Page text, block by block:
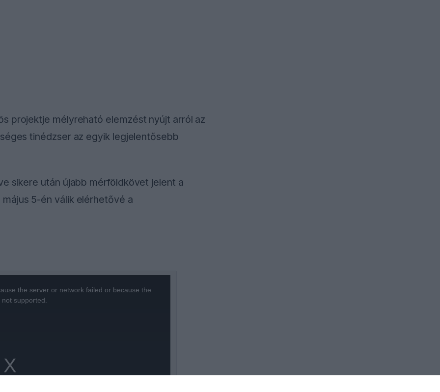
projektje mélyreható elemzést nyújt arról az
tinédzser az egyik legjelentősebb
sikere után újabb mérföldkövet jelent a
5-én válik elérhetővé a
the server or network failed or because the
supported.